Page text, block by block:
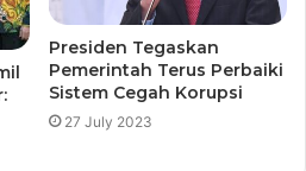
Presiden Tegaskan
Pemerintah Terus Perbaiki
Sistem Cegah Korupsi
27 July 2023